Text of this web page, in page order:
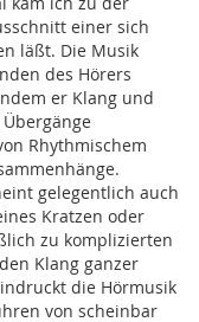
einer sich
läßt. Die Musik
des Hörers
er Klang und
Rhythmischem
gelegentlich auch
Kratzen oder
zu komplizierten
Klang ganzer
die Hörmusik
von scheinbar